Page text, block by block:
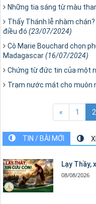
Những tia sáng từ màu
Thấy Thánh lễ nhàm
điều đó (23/07/2024)
Cô Marie Bouchard chọn
Madagascar(16/07/2024)
Chứng từ đức tin của một
Trạm nước mát cho muôn
« 1 2
TIN / BÀI MỚI
Lạy Thầy,
08/08/2026